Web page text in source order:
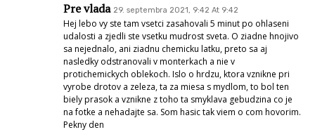
Pre vlada 29. septembra 2021, 9:42 At 9:42
Hej lebo vy ste tam vsetci zasahovali 5 minut po ohlaseni
udalosti a zjedli ste vsetku mudrost sveta. O ziadne hnojivo
sa nejednalo, ani ziadnu chemicku latku, preto sa aj
nasledky odstranovali v monterkach a nie v
protichemickych oblekoch. Islo o hrdzu, ktora vznikne pri
vyrobe drotov a zeleza, ta za miesa s mydlom, to bol ten
biely prasok a vznikne z toho ta smyklava gebudzina co je
na fotke a nehadajte sa. Som hasic tak viem o com hovorim.
Pekny den